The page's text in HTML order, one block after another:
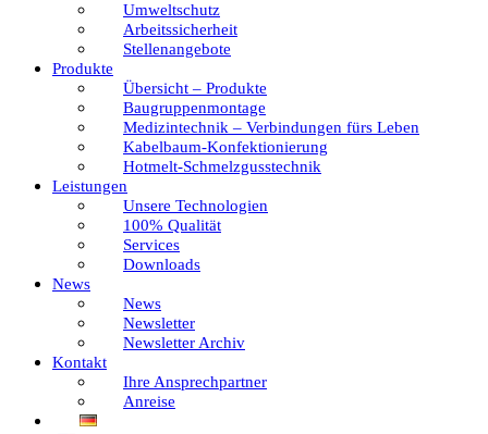
Umweltschutz
Arbeitssicherheit
Stellenangebote
Produkte
Übersicht – Produkte
Baugruppenmontage
Medizintechnik – Verbindungen fürs Leben
Kabelbaum-Konfektionierung
Hotmelt-Schmelzgusstechnik
Leistungen
Unsere Technologien
100% Qualität
Services
Downloads
News
News
Newsletter
Newsletter Archiv
Kontakt
Ihre Ansprechpartner
Anreise